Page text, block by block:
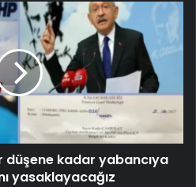
düşene kadar yabancıya
yasaklayacağız